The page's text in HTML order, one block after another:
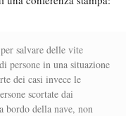
salvare delle vite
persone in una situazione
dei casi invece le
scortate dai
bordo della nave, non